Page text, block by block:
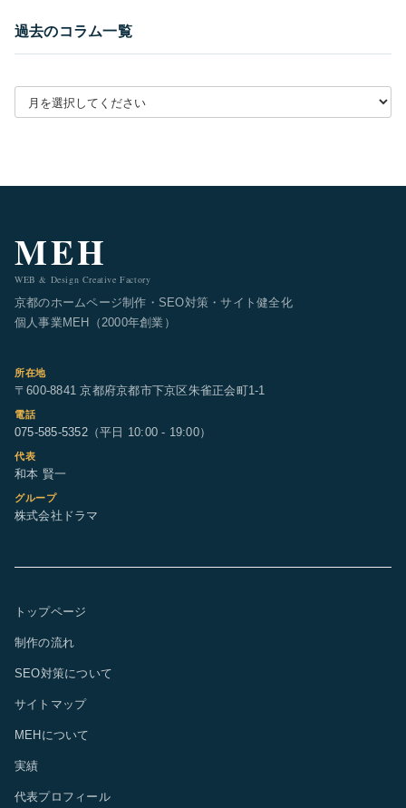
過去のコラム一覧
月別アーカイブを選択
MEH
WEB & Design Creative Factory
京都のホームページ制作・SEO対策・サイト健全化
個人事業MEH（2000年創業）
所在地
〒600-8841 京都府京都市下京区朱雀正会町1-1
電話
075-585-5352（平日 10:00 - 19:00）
代表
和本 賢一
グループ
株式会社ドラマ
トップページ
制作の流れ
SEO対策について
サイトマップ
MEHについて
実績
代表プロフィール